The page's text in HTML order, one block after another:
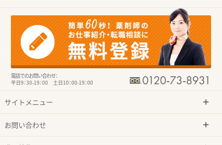
電話でのお問い合わせ：
平日9：30-19：00 土日10：00-19：00
サイトメニュー
お問い合わせ